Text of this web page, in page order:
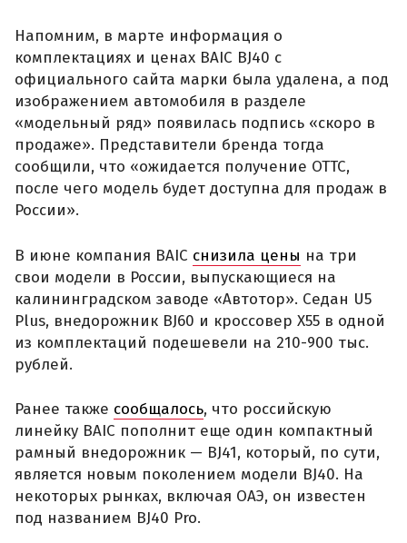
Напомним, в марте информация о
комплектациях и ценах BAIC BJ40 с
официального сайта марки была удалена, а под
изображением автомобиля в разделе
«модельный ряд» появилась подпись «скоро в
продаже». Представители бренда тогда
сообщили, что «ожидается получение ОТТС,
после чего модель будет доступна для продаж в
России».
В июне компания BAIC снизила цены на три
свои модели в России, выпускающиеся на
калининградском заводе «Автотор». Седан U5
Plus, внедорожник BJ60 и кроссовер X55 в одной
из комплектаций подешевели на 210-900 тыс.
рублей.
Ранее также сообщалось, что российскую
линейку BAIC пополнит еще один компактный
рамный внедорожник — BJ41, который, по сути,
является новым поколением модели BJ40. На
некоторых рынках, включая ОАЭ, он известен
под названием BJ40 Pro.